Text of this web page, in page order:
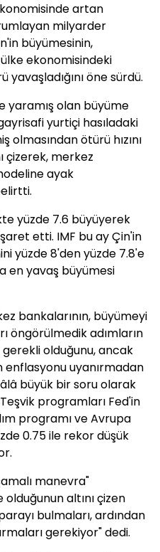
artan
milyarder
büyümesinin,
ekonomisindeki
yavaşladığını öne sürdü.
yaramış olan büyüme
yurtiçi hasıladaki
olmasından ötürü hızını
çizerek, merkez
ayak
yüzde 7.6 büyüyerek
işaret etti. IMF bu ay Çin'in
yüzde 8'den yüzde 7.8'e
en yavaş büyümesi
bankalarının, büyümeyi
öngörülmedik adımların
olduğunu, ancak
uyanırmadan
büyük bir soru olarak
programları Fed'in
programı ve Avrupa
0.75 ile rekor düşük
manevra"
altını çizen
bulmaları, ardından
gerekiyor" dedi.